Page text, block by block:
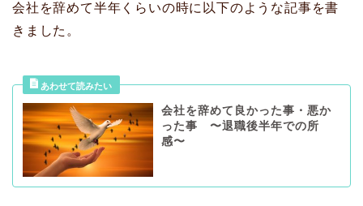
会社を辞めて半年くらいの時に以下のような記事を書
きました。
会社を辞めて良かった事・悪か
った事 〜退職後半年での所
感〜